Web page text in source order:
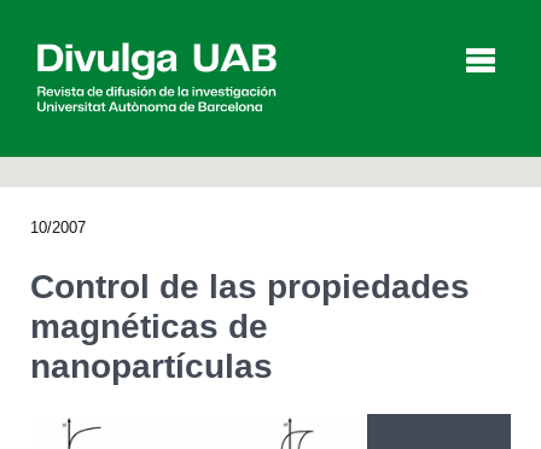
Agenda
10/2007
Control de las propiedades
magnéticas de
nanopartículas